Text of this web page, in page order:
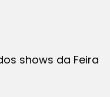
shows da Feira